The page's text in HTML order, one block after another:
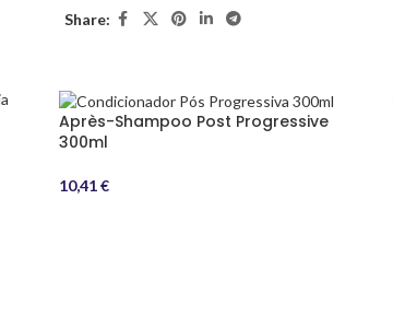
Share:
Après-Shampoo Post Progressive
300ml
10,41€